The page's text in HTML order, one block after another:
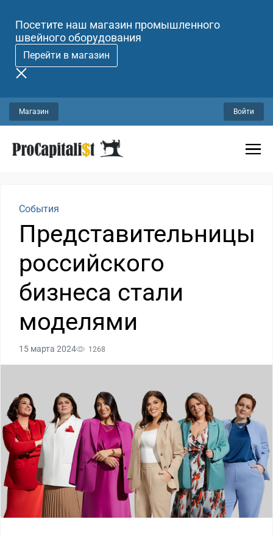
Посетите наш магазин промышленного
швейного оборудования
Перейти в магазин
Магазин Войти
События
Представительницы
российского
бизнеса стали
моделями
15 марта 2024 1268